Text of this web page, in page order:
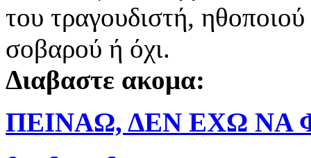
του τραγουδιστή,
σοβαρού ή όχι.
Διαβαστε ακομα:
ΠΕΙΝΑΩ, ΔΕΝ ΕΧΩ ΝΑ